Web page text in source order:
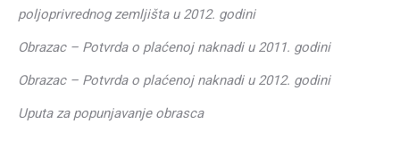
poljoprivrednog zemljišta u 2012. godini
Obrazac – Potvrda o plaćenoj naknadi u 2011. godini
Obrazac – Potvrda o plaćenoj naknadi u 2012. godini
Uputa za popunjavanje obrasca